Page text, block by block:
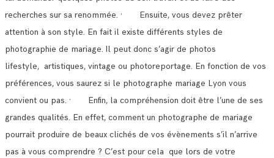
recherches sur sa renommée. · Ensuite, vous devez prêter
attention à son style. En fait il existe différents styles de
photographie de mariage. Il peut donc s’agir de photos
lifestyle, artistiques, vintage ou photoreportage. En fonction de vos
préférences, vous saurez si le photographe mariage Lyon vous
convient ou pas. · Enfin, la compréhension doit être l’une de ses
grandes qualités. En effet, comment un photographe de mariage
pourrait produire de beaux clichés de vos évènements s’il n’arrive
pas à vous comprendre ? C’est pour cela que lors de votre